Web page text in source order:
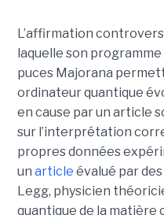
L’affirmation
laquelle son programme
puces Majorana
ordinateur quantique
en cause par un article
sur l’interprétation
propres données
un article évalué par
Legg, physicien
quantique de la